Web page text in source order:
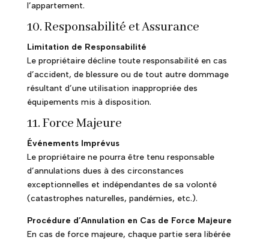
l’appartement.
10. Responsabilité et Assurance
Limitation de Responsabilité
Le propriétaire décline toute responsabilité en cas
d’accident, de blessure ou de tout autre dommage
résultant d’une utilisation inappropriée des
équipements mis à disposition.
11. Force Majeure
Événements Imprévus
Le propriétaire ne pourra être tenu responsable
d’annulations dues à des circonstances
exceptionnelles et indépendantes de sa volonté
(catastrophes naturelles, pandémies, etc.).
Procédure d’Annulation en Cas de Force Majeure
En cas de force majeure, chaque partie sera libérée